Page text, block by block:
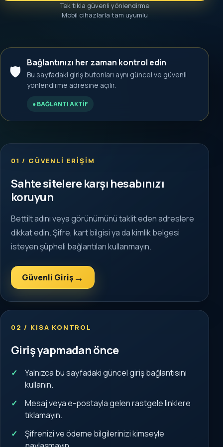
Tek tıkla güvenli yönlendirme
Mobil cihazlarla tam uyumlu
🛡️ Bağlantınızı her zaman kontrol edin
Bu sayfadaki giriş butonları aynı güncel ve güvenli
yönlendirme adresine açılır.
● BAĞLANTI AKTİF
01 / GÜVENLİ ERİŞİM
Sahte sitelere karşı hesabınızı
koruyun
Bettilt adını veya görünümünü taklit eden adreslere
dikkat edin. Şifre, kart bilgisi ya da kimlik belgesi
isteyen şüpheli bağlantıları kullanmayın.
Güvenli Giriş →
02 / KISA KONTROL
Giriş yapmadan önce
Yalnızca bu sayfadaki güncel giriş bağlantısını
kullanın.
Mesaj veya e-postayla gelen rastgele linklere
tıklamayın.
Şifrenizi ve ödeme bilgilerinizi kimseyle